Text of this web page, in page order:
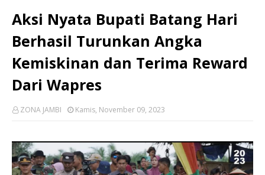
Aksi Nyata Bupati Batang Hari
Berhasil Turunkan Angka
Kemiskinan dan Terima Reward
Dari Wapres
ZONA JAMBI Kamis, November 09, 2023